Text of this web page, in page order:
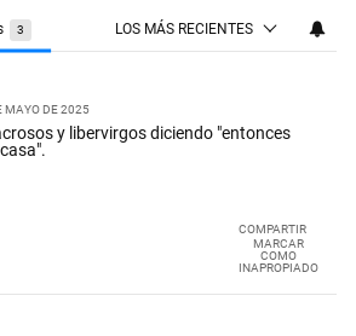
3 LOS MÁS RECIENTES
MAYO DE 2025
y libervirgos diciendo "entonces
COMPARTIR
MARCAR
COMO
INAPROPIADO